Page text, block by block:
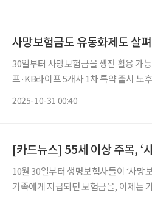
30일부터 사망보험금을 생전 활용 가
프·KB라이프 5개사 1차 특약 출시 노후가 안심되는 삶을 지원할 수 있는 사망보험금 유동화
2025-10-31 00:40
[카드뉴스] 55세 이상 주목, ‘
10월 30일부터 생명보험사들이 ‘사망
가족에게 지급되던 보험금을, 이제는